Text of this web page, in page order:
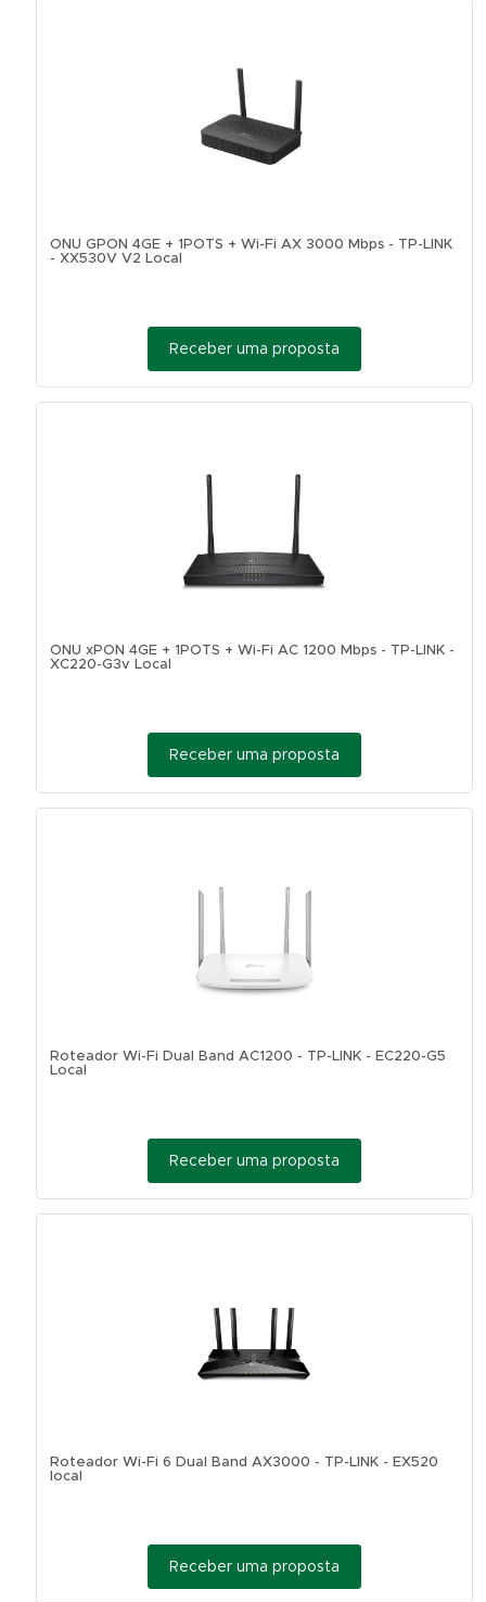
ONU GPON 4GE + 1POTS + Wi-Fi AX 3000 Mbps - TP-LINK
- XX530V V2 Local
Receber uma proposta
ONU xPON 4GE + 1POTS + Wi-Fi AC 1200 Mbps - TP-LINK -
XC220-G3v Local
Receber uma proposta
Roteador Wi-Fi Dual Band AC1200 - TP-LINK - EC220-G5
Local
Receber uma proposta
Roteador Wi-Fi 6 Dual Band AX3000 - TP-LINK - EX520
local
Receber uma proposta